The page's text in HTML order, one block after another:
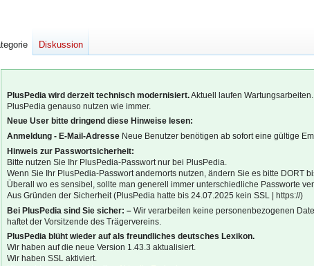
PlusPedia wird derzeit technisch modernisiert.Aktuell laufen
PlusPedia genauso nutzen wie immer.
Neue User bitte dringend diese Hinweise lesen:
Anmeldung - E-Mail-Adresse Neue Benutzer benötigen ab sofort eine gültige
Hinweis zur Passwortsicherheit:
Bitte nutzen Sie Ihr PlusPedia-Passwort nur bei PlusPedia.
Wenn Sie Ihr PlusPedia-Passwort andernorts nutzen, ändern Sie es bitte DORT
Überall wo es sensibel, sollte man generell immer unterschiedliche Passworte
Aus Gründen der Sicherheit (PlusPedia hatte bis 24.07.2025 kein SSL | https://)
Bei PlusPedia sind Sie sicher: – Wir verarbeiten keine personenbezogenen
haftet der Vorsitzende des Trägervereins.
PlusPedia blüht wieder auf als freundliches deutsches Lexikon.
Wir haben auf die neue Version 1.43.3 aktualisiert.
Wir haben SSL aktiviert.
Diskussion